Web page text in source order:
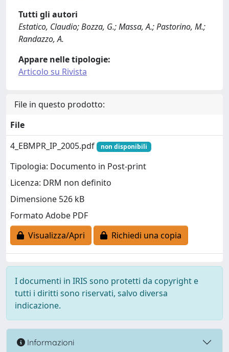
Tutti gli autori
Estatico, Claudio; Bozza, G.; Massa, A.; Pastorino, M.;
Randazzo, A.
Appare nelle tipologie:
Articolo su Rivista
File in questo prodotto:
File
4_EBMPR_IP_2005.pdf
non disponibili
Tipologia: Documento in Post-print
Licenza: DRM non definito
Dimensione 526 kB
Formato Adobe PDF
Visualizza/Apri
Richiedi una copia
I documenti in IRIS sono protetti da copyright e
tutti i diritti sono riservati, salvo diversa
indicazione.
Informazioni